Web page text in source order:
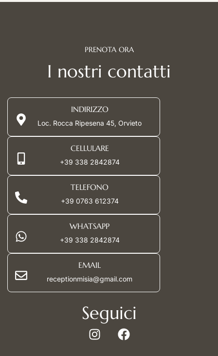
PRENOTA ORA
I nostri contatti
INDIRIZZO
Loc. Rocca Ripesena 45, Orvieto
CELLULARE
+39 338 2842874
TELEFONO
+39 0763 612374
WHATSAPP
+39 338 2842874
EMAIL
receptionmisia@gmail.com
Seguici